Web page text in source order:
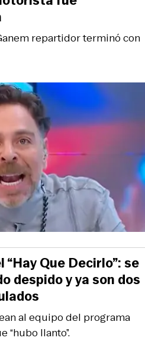
repartidor terminó con
al equipo del programa
“hubo llanto”.
Que Decirlo”: se
despido y ya son dos